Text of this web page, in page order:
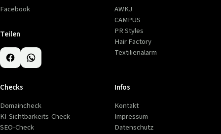
Facebook
Teilen
AWKJ
CAMPUS
PR Styles
Hair Factory
Textilienalarm
Checks
Domaincheck
KI-Sichtbarkeits-Check
SEO-Check
Infos
Kontakt
Impressum
Datenschutz